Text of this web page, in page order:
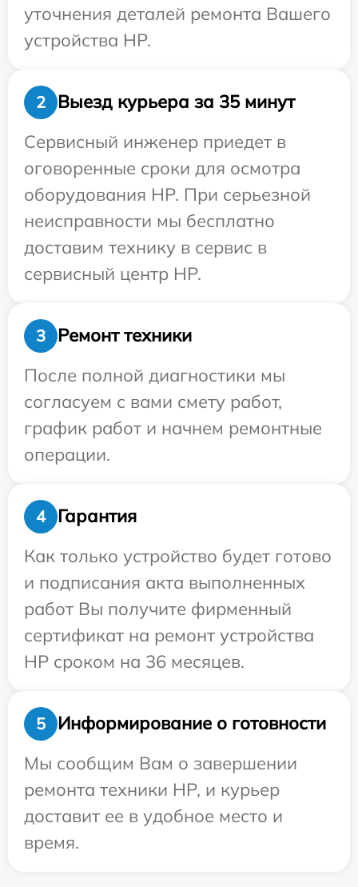
уточнения деталей ремонта Вашего
устройства HP.
2
Выезд курьера за 35 минут
Сервисный инженер приедет в
оговоренные сроки для осмотра
оборудования HP. При серьезной
неисправности мы бесплатно
доставим технику в сервис в
сервисный центр HP.
3
Ремонт техники
После полной диагностики мы
согласуем с вами смету работ,
график работ и начнем ремонтные
операции.
4
Гарантия
Как только устройство будет готово
и подписания акта выполненных
работ Вы получите фирменный
сертификат на ремонт устройства
HP сроком на 36 месяцев.
5
Информирование о готовности
Мы сообщим Вам о завершении
ремонта техники HP, и курьер
доставит ее в удобное место и
время.